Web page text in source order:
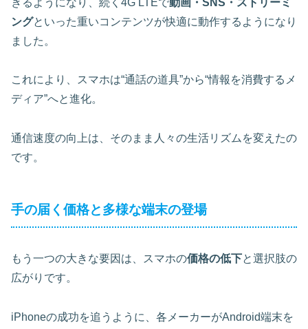
ングといった重いコンテンツが快適に動作するようになり
ました。
これにより、スマホは“通話の道具”から“情報を消費するメ
ディア”へと進化。
通信速度の向上は、そのまま人々の生活リズムを変えたの
です。
手の届く価格と多様な端末の登場
もう一つの大きな要因は、スマホの価格の低下と選択肢の
広がりです。
iPhoneの成功を追うように、各メーカーがAndroid端末を